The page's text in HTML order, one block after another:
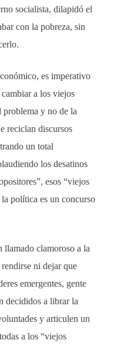
socialista, dilapidó el
con la pobreza, sin
es imperativo
a los viejos
problema y no de la
reciclan discursos
un total
los desatinos
esos “viejos
política es un concurso
llamado clamoroso a la
ni dejar que
emergentes, gente
decididos a librar la
y articulen un
a los “viejos